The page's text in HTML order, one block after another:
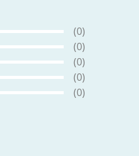
(0)
(0)
(0)
(0)
(0)